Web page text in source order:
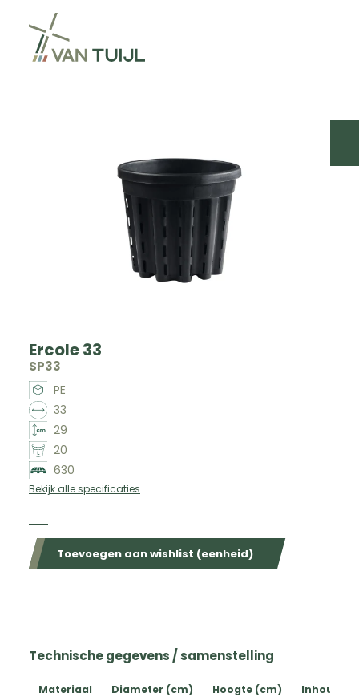
Ercole 33
SP33
PE
33
29
20
630
Bekijk alle specificaties
Toevoegen aan wishlist (eenheid)
Technische gegevens / samenstelling
Materiaal Diameter (cm) Hoogte (cm) Inhoud (L)